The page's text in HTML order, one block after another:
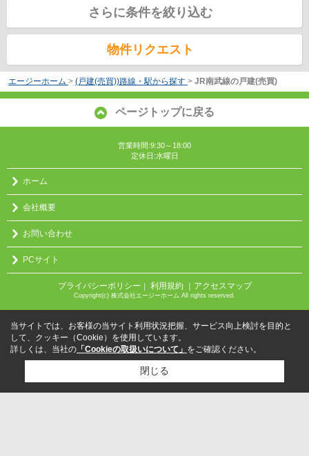
さらに条件を絞り込む
物件リクエスト
エージーホーム > (戸建(売買))路線・駅から探す > JR南武線の戸建(売買)
ページトップに戻る
営業時間:9:30～18:00
定休日:水曜日
ホーム
会社概要
お問い合わせ
PCサイト
プライバシーポリシー ｜ 利用規約 ｜アクセスマップ
Copyright(c) 株式会社エージーホーム All rights reserved.
当サイトでは、お客様の当サイト利用状況把握、サービス向上検討を目的と
して、クッキー（Cookie）を使用しています。
詳しくは、当社の 「Cookieの取扱いについて」 をご確認ください。
閉じる